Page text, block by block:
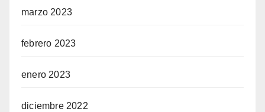
marzo 2023
febrero 2023
enero 2023
diciembre 2022